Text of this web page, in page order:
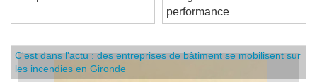
l'élégance et de la
performance
C'est dans l'actu : des entreprises de bâtiment se mobilisent sur
les incendies en Gironde